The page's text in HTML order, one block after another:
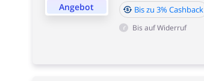
Angebot Bis zu 3% Cashback
Bis auf Widerruf